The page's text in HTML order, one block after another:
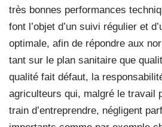
très bonnes performances
font l’objet d’un suivi régulier et
optimale, afin de répondre aux
tant sur le plan sanitaire que
qualité fait défaut, la
agriculteurs qui, malgré le travail
train d’entreprendre, négligent